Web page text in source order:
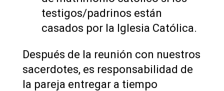
testigos/padrinos están
casados ​​por la Iglesia Católica.
Después de la reunión con nuestros
sacerdotes, es responsabilidad de
la pareja entregar a tiempo